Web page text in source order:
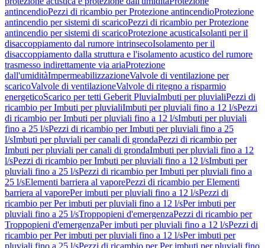
antincendioPezzi di ricambio per Protezione antincendioProtezione
antincendio per sistemi di scaricoPezzi di ricambio per Protezione
antincendio per sistemi di scaricoProtezione acusticaIsolanti per il
disaccoppiamento dal rumore intrinsecoIsolamento per il
disaccoppiamento dalla struttura e l'isolamento acustico del rumore
trasmesso indirettamente via ariaProtezione
dall'umiditàImpermeabilizzazioneValvole di ventilazione per
scaricoValvole di ventilazioneValvole di ritegno a risparmio
energeticoScarico per tetti Geberit PluviaImbuti per pluvialiPezzi di
ricambio per Imbuti per pluvialiImbuti per pluviali fino a 12 l/sPezzi
di ricambio per Imbuti per pluviali fino a 12 l/sImbuti per pluviali
fino a 25 l/sPezzi di ricambio per Imbuti per pluviali fino a 25
l/sImbuti per pluviali per canali di grondaPezzi di ricambio per
Imbuti per pluviali per canali di grondaImbuti per pluviali fino a 12
l/sPezzi di ricambio per Imbuti per pluviali fino a 12 l/sImbuti per
pluviali fino a 25 l/sPezzi di ricambio per Imbuti per pluviali fino a
25 l/sElementi barriera al vaporePezzi di ricambio per Elementi
barriera al vaporePer imbuti per pluviali fino a 12 l/sPezzi di
ricambio per Per imbuti per pluviali fino a 12 l/sPer imbuti per
pluviali fino a 25 l/sTroppopieni d'emergenzaPezzi di ricambio per
Troppopieni d'emergenzaPer imbuti per pluviali fino a 12 l/sPezzi di
ricambio per Per imbuti per pluviali fino a 12 l/sPer imbuti per
pluviali fino a 25 l/sPezzi di ricambio per Per imbuti per pluviali fino